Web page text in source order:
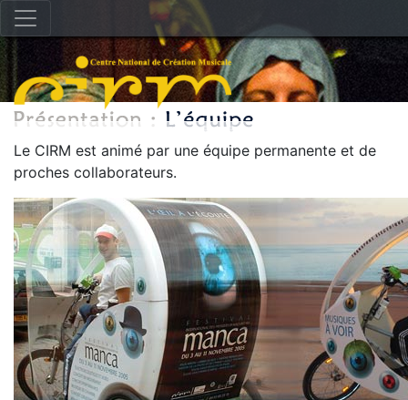
Le CIRM est animé par une équipe permanente et de
proches collaborateurs.